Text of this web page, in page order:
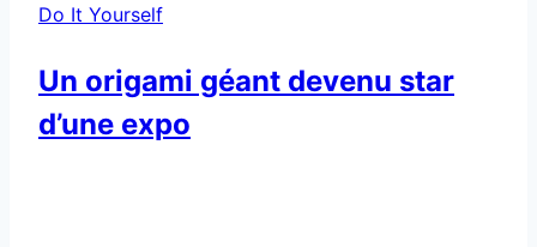
Do It Yourself
Un origami géant devenu star
d’une expo